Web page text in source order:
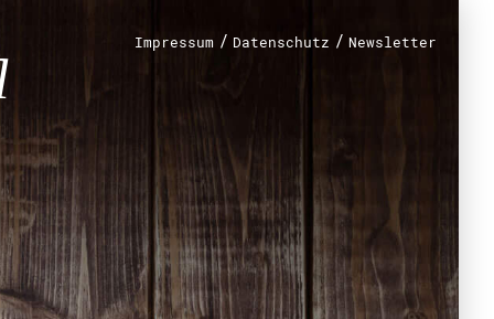
Impressum / Datenschutz / Newsletter